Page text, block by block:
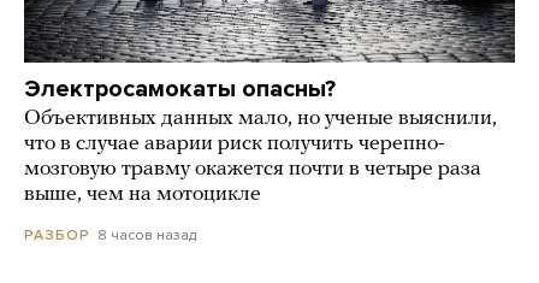
Электросамокаты опасны?
Объективных данных мало, но ученые выяснили,
что в случае аварии риск получить черепно-
мозговую травму окажется почти в четыре раза
выше, чем на мотоцикле
РАЗБОР 8 часов назад